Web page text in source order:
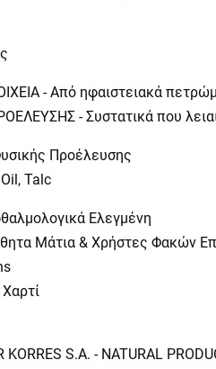
- Από ηφαιστειακά
- Συστατικά που
Προέλευσης
Talc
Ελεγμένη
Μάτια & Χρήστες Φακών
KORRES S.A. - NATURAL